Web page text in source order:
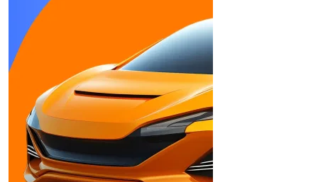
Макс. крутящий момент:
Н*м ...
Рабочий объем двигателя:
2,143 л
Дилеры
Глобал Трак
Сейлс
Мерседес-Бенц
РУС
Компания СИМ-
авто
Посмотреть всех